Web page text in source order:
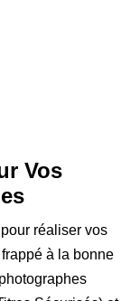
Vos
réaliser vos
à la bonne